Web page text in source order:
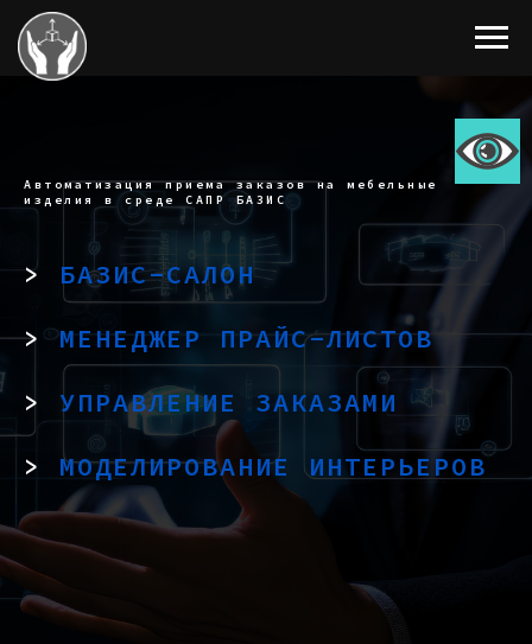
Автоматизация приема заказов на мебельные
изделия в среде САПР БАЗИС
> БАЗИС-САЛОН
>МЕНЕДЖЕР ПРАЙС-ЛИСТОВ
> УПРАВЛЕНИЕ ЗАКАЗАМИ
> МОДЕЛИРОВАНИЕ ИНТЕРЬЕРОВ